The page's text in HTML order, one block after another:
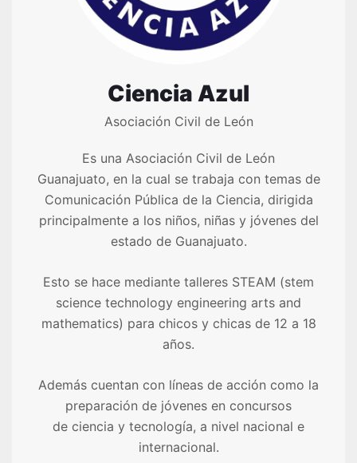
Ciencia Azul
Asociación Civil de León
Es una Asociación Civil de León
Guanajuato, en la cual se trabaja con temas de
Comunicación Pública de la Ciencia, dirigida
principalmente a los niños, niñas y jóvenes del
estado de Guanajuato.
Esto se hace mediante talleres STEAM (stem
science technology engineering arts and
mathematics) para chicos y chicas de 12 a 18
años.
Además cuentan con líneas de acción como la
preparación de jóvenes en concursos
de ciencia y tecnología, a nivel nacional e
internacional.